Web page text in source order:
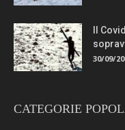
Il
30/09/
CATEGORIE